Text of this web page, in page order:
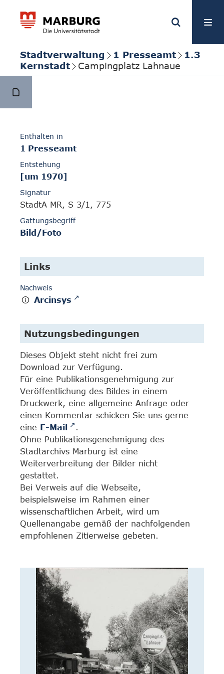
Stadtverwaltung 1 Presseamt
1.3
Kernstadt
Campingplatz Lahnaue
Enthalten in
1 Presseamt
Entstehung
[um 1970]
Signatur
StadtA MR, S 3/1, 775
Gattungsbegriff
Bild/Foto
Links
Nachweis
Arcinsys
Nutzungsbedingungen
Dieses Objekt steht nicht frei zum
Download zur Verfügung.
Für eine Publikationsgenehmigung zur
Veröffentlichung des Bildes in einem
Druckwerk, eine allgemeine Anfrage oder
einen Kommentar schicken Sie uns gerne
eine E-Mail
.
Ohne Publikationsgenehmigung des
Stadtarchivs Marburg ist eine
Weiterverbreitung der Bilder nicht
gestattet.
Bei Verweis auf die Webseite,
beispielsweise im Rahmen einer
wissenschaftlichen Arbeit, wird um
Quellenangabe gemäß der nachfolgenden
empfohlenen Zitierweise gebeten.